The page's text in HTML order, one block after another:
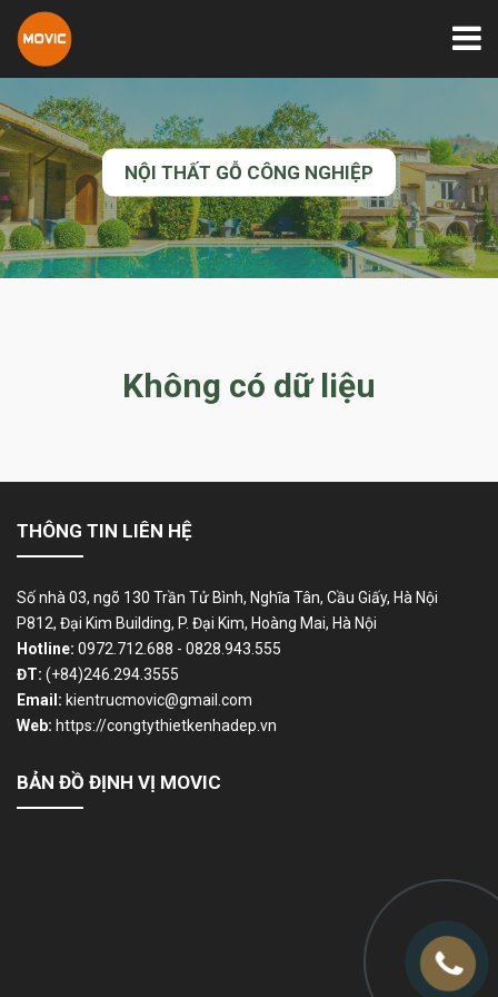
NỘI THẤT GỖ CÔNG NGHIỆP
Không có dữ liệu
THÔNG TIN LIÊN HỆ
Số nhà 03, ngõ 130 Trần Tử Bình, Nghĩa Tân, Cầu Giấy, Hà Nội
P812, Đại Kim Building, P. Đại Kim, Hoàng Mai, Hà Nội
Hotline: 0972.712.688 - 0828.943.555
ĐT: (+84)246.294.3555
Email: kientrucmovic@gmail.com
Web: https://congtythietkenhadep.vn
BẢN ĐỒ ĐỊNH VỊ MOVIC